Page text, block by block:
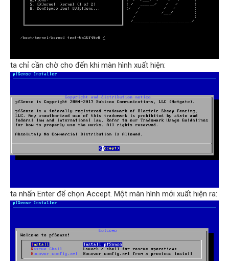
ta chỉ cần chờ cho đến khi màn hình xuất hiện:
ta nhấn Enter để chọn Accept. Một màn hình mới xuất hiện ra: